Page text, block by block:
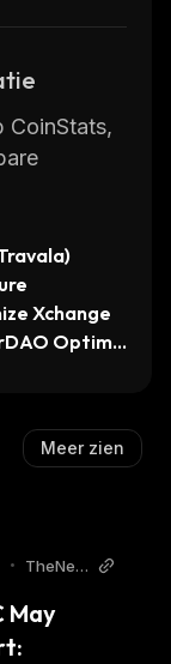
CoinStats,
Xchange
Optimis
Meer zien
•
TheNew
May